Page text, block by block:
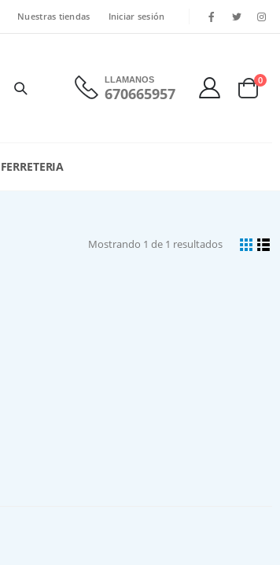
Nuestras tiendas Iniciar sesión
LLAMANOS
670665957
0
FERRETERIA
Mostrando 1 de 1 resultados